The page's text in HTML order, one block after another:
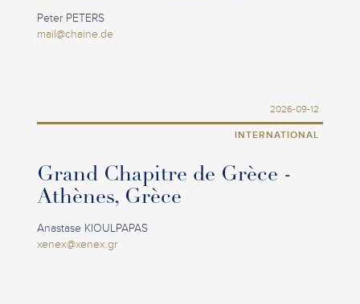
Peter PETERS
mail@chaine.de
2026-09-12
INTERNATIONAL
Grand Chapitre de Grèce -
Athènes, Grèce
Anastase KIOULPAPAS
xenex@xenex.gr